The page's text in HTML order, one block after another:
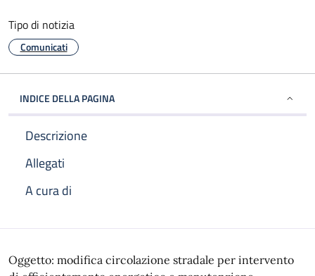
Tipo di notizia
Comunicati
INDICE DELLA PAGINA
Descrizione
Allegati
A cura di
Descrizione
Oggetto: modifica circolazione stradale per intervento